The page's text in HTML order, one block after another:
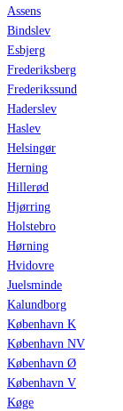
Assens
Bindslev
Esbjerg
Frederiksberg
Frederikssund
Haderslev
Haslev
Helsingør
Herning
Hillerød
Hjørring
Holstebro
Hørning
Hvidovre
Juelsminde
Kalundborg
København K
København NV
København Ø
København V
Køge